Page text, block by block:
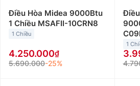
Điều Hòa Midea 9000Btu
1 Chiều MSAFII-10CRN8
1 Chiều
4.250.000
5.690.000-25%
1